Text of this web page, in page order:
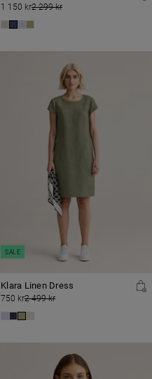
1 150 kr2 299 kr
Klara Linen Dress
750 kr2 499 kr
SALE